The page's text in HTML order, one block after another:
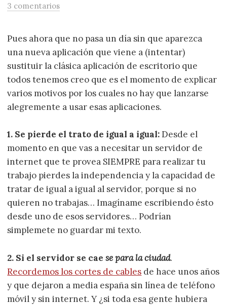
3 comentarios
Pues ahora que no pasa un día sin que aparezca
una nueva aplicación que viene a (intentar)
sustituir la clásica aplicación de escritorio que
todos tenemos creo que es el momento de explicar
varios motivos por los cuales no hay que lanzarse
alegremente a usar esas aplicaciones.
1. Se pierde el trato de igual a igual:Desde el
momento en que vas a necesitar un servidor de
internet que te provea SIEMPRE para realizar tu
trabajo pierdes la independencia y la capacidad de
tratar de igual a igual al servidor, porque si no
quieren no trabajas… Imagíname escribiendo ésto
desde uno de esos servidores… Podrían
simplemete no guardar mi texto.
2. Si el servidor se caese para la ciudad.
Recordemos los cortes de cables de hace unos años
y que dejaron a media españa sin línea de teléfono
móvil y sin internet. Y ¿si toda esa gente hubiera